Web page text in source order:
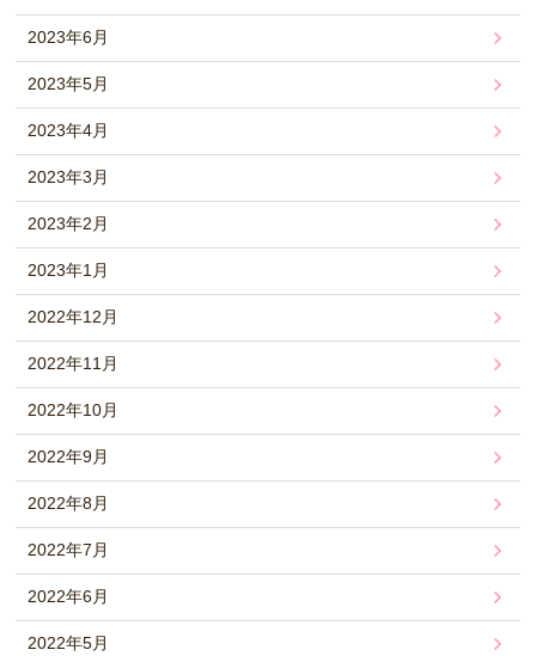
2023年6月
2023年5月
2023年4月
2023年3月
2023年2月
2023年1月
2022年12月
2022年11月
2022年10月
2022年9月
2022年8月
2022年7月
2022年6月
2022年5月